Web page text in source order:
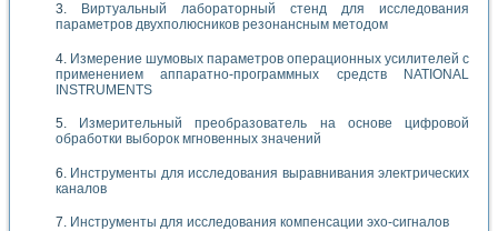
Виртуальный лабораторный стенд для исследования
параметров двухполюсников резонансным методом
Измерение шумовых параметров операционных усилителей с
применением аппаратно-программных средств NATIONAL
INSTRUMENTS
Измерительный преобразователь на основе цифровой
обработки выборок мгновенных значений
Инструменты для исследования выравнивания электрических
каналов
Инструменты для исследования компенсации эхо-сигналов